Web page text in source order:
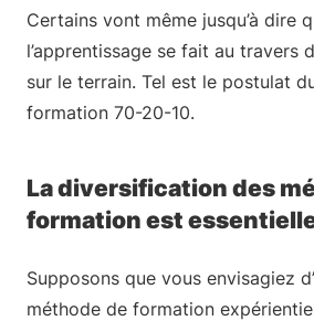
Certains vont même jusqu’à dire
l’apprentissage se fait au travers
sur le terrain. Tel est le postulat
formation 70-20-10.
La diversification des
formation est
Supposons que vous envisagiez
méthode de formation